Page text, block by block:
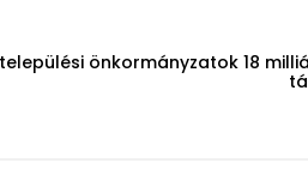
önkormányzatok 18